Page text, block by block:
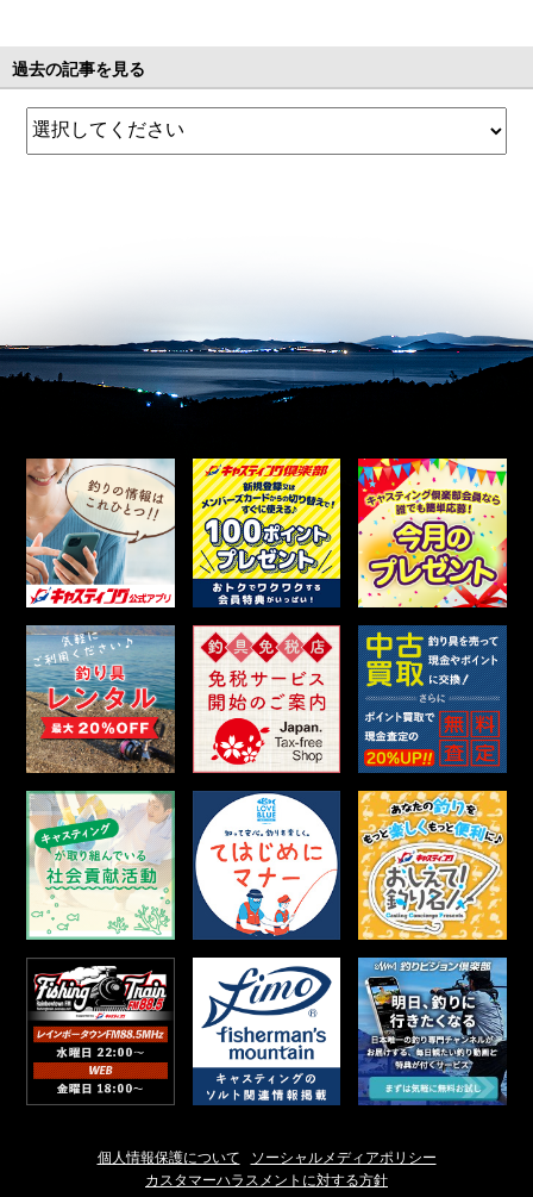
過去の記事を見る
個人情報保護について
ソーシャルメディアポリシー
カスタマーハラスメントに対する方針